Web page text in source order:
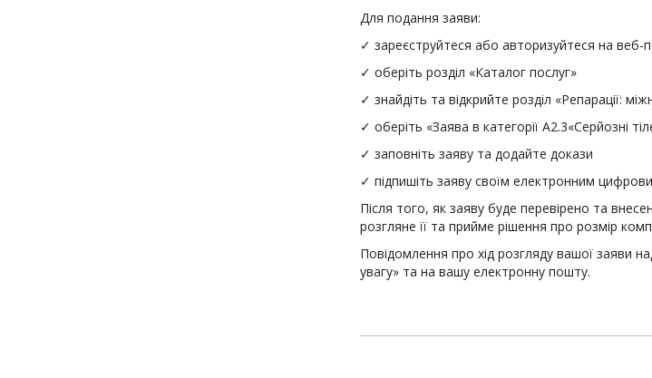
Для подання заяви:
✓ зареєструйтеся або авторизуйтеся на веб-
✓ оберіть розділ «Каталог послуг»
✓ знайдіть та відкрийте розділ «Репарації:
✓ оберіть «Заява в категорії А2.3«Серйозні
✓ заповніть заяву та додайте докази
✓ підпишіть заяву своїм електронним
Після того, як заяву буде перевірено та
розгляне її та прийме рішення про розмір
Повідомлення про хід розгляду вашої заяви
увагу» та на вашу електронну пошту.